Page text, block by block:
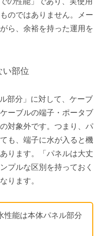
のではありません。メー
ら、余裕を持った運用を
い部位
部分」に対して、ケーブ
ーブルの端子・ポータブ
対象外です。つまり、パ
も、端子に水が入ると機
ります。「パネルは大丈
プルな区別を持っておく
ります。
性能は本体パネル部分